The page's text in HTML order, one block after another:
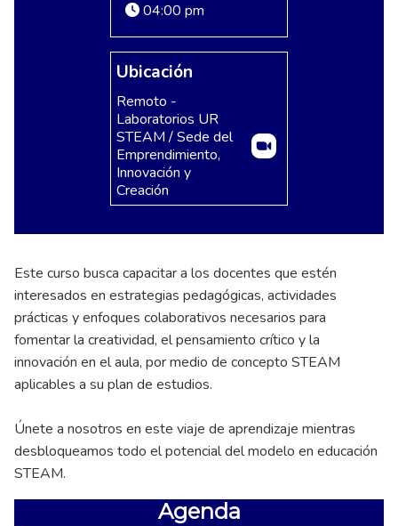
04:00 pm
Ubicación
Remoto -
Laboratorios UR
STEAM / Sede del
Emprendimiento,
Innovación y
Creación
Este curso busca capacitar a los docentes que estén
interesados en estrategias pedagógicas, actividades
prácticas y enfoques colaborativos necesarios para
fomentar la creatividad, el pensamiento crítico y la
innovación en el aula, por medio de concepto STEAM
aplicables a su plan de estudios.
Únete a nosotros en este viaje de aprendizaje mientras
desbloqueamos todo el potencial del modelo en educación
STEAM.
Agenda